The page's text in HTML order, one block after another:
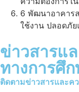
6 พัฒนาอาคาร
ใช้งาน ปลอดภัย
ข่าวสารแ
ทางการศึ
ติดตามข่าวสารและค